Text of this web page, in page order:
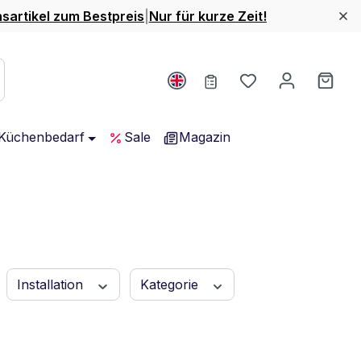
zum Bestpreis Nur für kurze Zeit!
Du hast 0
Sale Magazin
Installation Kategorie